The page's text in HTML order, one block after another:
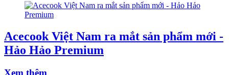
Acecook Việt Nam ra mắt sản phẩm mới -
Hảo Hảo Premium
Xem thêm